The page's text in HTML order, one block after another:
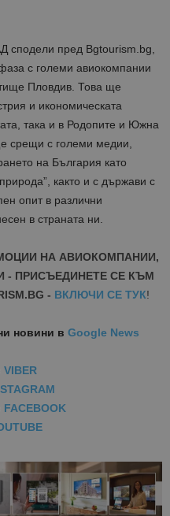
сподели пред Bgtourism.bg,
с големи авиокомпании
Пловдив. Това ще
и икономическата
така и в Родопите и Южна
срещи с големи медии,
на България като
както и с държави с
опит в различни
в страната ни.
НА АВИОКОМПАНИИ,
- ПРИСЪЕДИНЕТЕ СЕ КЪМ
- ВКЛЮЧИ СЕ ТУК!
новини в Google News
VIBER
FACEBOOK